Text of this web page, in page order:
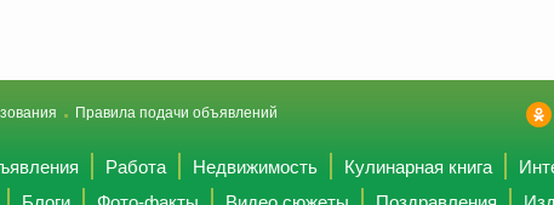
Правила подачи объявлений
Работа Недвижимость Кулинарная книга